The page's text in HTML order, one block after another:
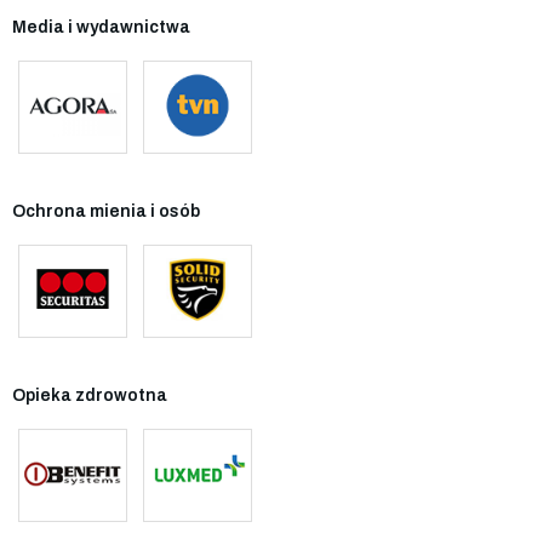
Media i wydawnictwa
Ochrona mienia i osób
Opieka zdrowotna